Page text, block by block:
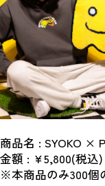
商品名 : SYOKO ×
金額 : ¥5,800(税込)
※本商品のみ300個